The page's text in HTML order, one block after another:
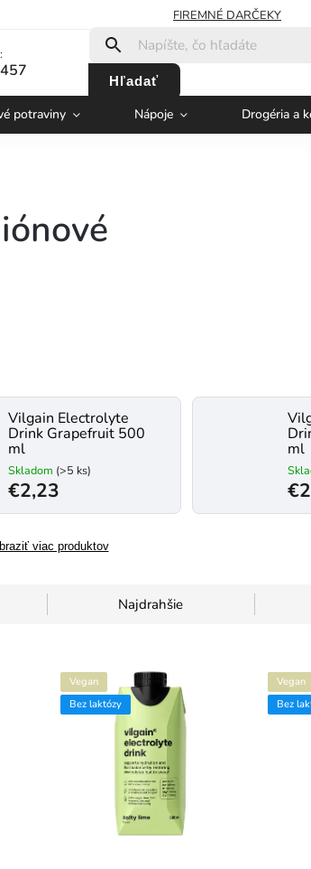
FIREMNÉ DARČEKY
Hľadať
potraviny Nápoje Drogéria a
Vilgain Electrolyte
Drink Grapefruit 500
ml
Skladom (>5 ks)
€2,23
ml
viac produktov
Najdrahšie
Vegan
Bez laktózy
Vegan
Bez